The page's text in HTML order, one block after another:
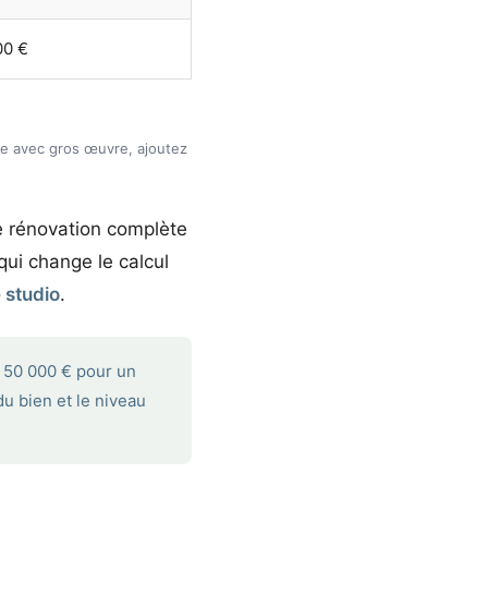
€
avec gros œuvre, ajoutez
rénovation complète
change le calcul
studio.
000 € pour un
bien et le niveau